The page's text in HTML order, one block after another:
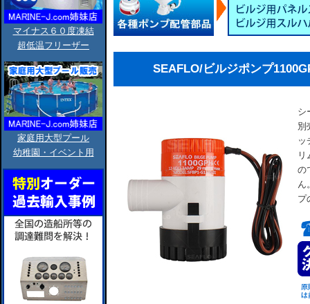
マイナス６０度凍結
超低温フリーザー
家庭用大型プール
幼稚園・イベント用
SEAFLO/ビルジポンプ
シ
別
ッ
の
ん
プ